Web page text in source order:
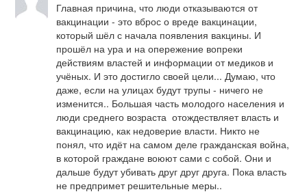
Главная причина, что люди отказываются от
вакцинации - это вброс о вреде вакцинации,
который шёл с начала появления вакцины. И
прошёл на ура и на опережение вопреки
действиям властей и информации от медиков и
учёных. И это достигло своей цели... Думаю, что
даже, если на улицах будут трупы - ничего не
изменится.. Большая часть молодого населения и
люди среднего возраста  отождествляет власть и
вакцинацию, как недоверие власти. Никто не
понял, что идёт на самом деле гражданская война,
в которой граждане воюют сами с собой. Они и
дальше будут убивать друг друг друга. Пока власть
не предпримет решительные меры..